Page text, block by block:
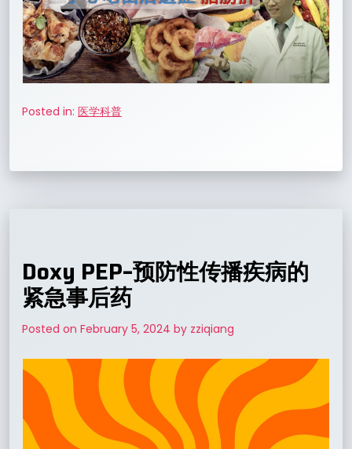
Posted in: 医学科普
Doxy PEP–预防性传播疾病的
紧急事后药
Posted on February 5, 2024 by zziqiang